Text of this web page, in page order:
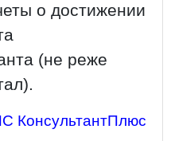
о достижении
(не реже
КонсультантПлюс